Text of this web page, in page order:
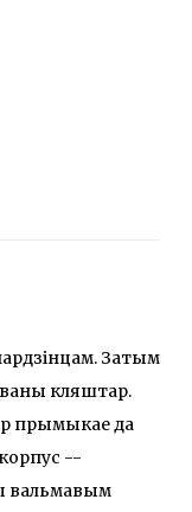
Затым
кляштар.
прымыкае да
--
вальмавым